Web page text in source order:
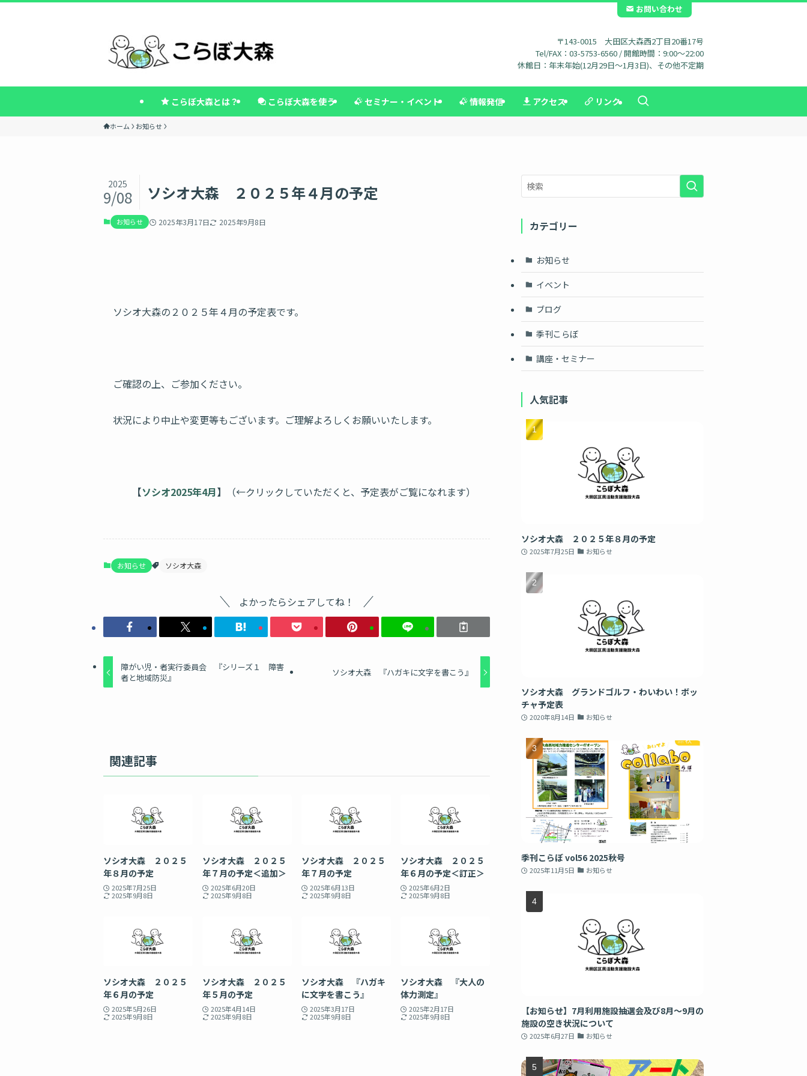
こらぼ大森とは？ こらぼ大森を使う セミナー・イベント 情報発信 アクセス リンク
お問い合わせ
〒143-0015 大田区大森西2丁目20番17号
Tel/FAX：03-5753-6560 / 開館時間：9:00～22:00
休館日：年末年始(12月29日～1月3日)、その他不定期
ホーム お知らせ
ソシオ大森 ２０２５年４月の予定
2025
9/08
お知らせ 2025年3月17日 2025年9月8日
ソシオ大森の２０２５年４月の予定表です。
ご確認の上、ご参加ください。
状況により中止や変更等もございます。ご理解よろしくお願いいたします。
【ソシオ2025年4月】 （←クリックしていただくと、予定表がご覧になれます）
お知らせ ソシオ大森
よかったらシェアしてね！
障がい児・者実行委員会 『シリーズ１ 障害
者と地域防災』
ソシオ大森 『ハガキに文字を書こう』
関連記事
ソシオ大森 ２０２５
年８月の予定
2025年7月25日
2025年9月8日
ソシオ大森 ２０２５
年７月の予定＜追加＞
2025年6月20日
2025年9月8日
ソシオ大森 ２０２５
年７月の予定
2025年6月13日
2025年9月8日
ソシオ大森 ２０２５
年６月の予定＜訂正＞
2025年6月2日
2025年9月8日
ソシオ大森 ２０２５
年６月の予定
2025年5月26日
2025年9月8日
ソシオ大森 ２０２５
年５月の予定
2025年4月14日
2025年9月8日
ソシオ大森 『ハガキ
に文字を書こう』
2025年3月17日
2025年9月8日
ソシオ大森 『大人の
体力測定』
2025年2月17日
2025年9月8日
カテゴリー
お知らせ
イベント
ブログ
季刊こらぼ
講座・セミナー
人気記事
ソシオ大森 ２０２５年８月の予定
2025年7月25日 お知らせ
ソシオ大森 グランドゴルフ・わいわい！ボッ
チャ予定表
2020年8月14日 お知らせ
季刊こらぼ vol56 2025秋号
2025年11月5日 お知らせ
【お知らせ】7月利用施設抽選会及び8月～9月の
施設の空き状況について
2025年6月27日 お知らせ